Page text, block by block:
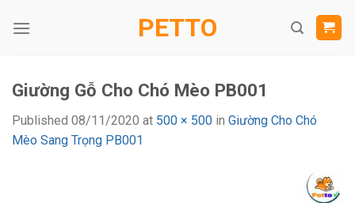
PETTO
Giường Gỗ Cho Chó Mèo PB001
Published 08/11/2020 at 500 × 500 in Giường Cho Chó
Mèo Sang Trọng PB001